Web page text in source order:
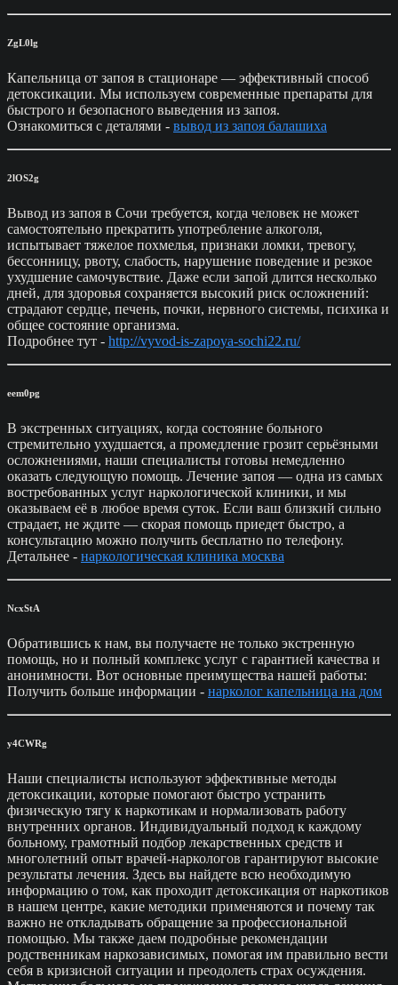
ZgL0lg
Капельница от запоя в стационаре — эффективный способ
детоксикации. Мы используем современные препараты для
быстрого и безопасного выведения из запоя.
Ознакомиться с деталями - вывод из запоя балашиха
2lOS2g
Вывод из запоя в Сочи требуется, когда человек не может
самостоятельно прекратить употребление алкоголя,
испытывает тяжелое похмелья, признаки ломки, тревогу,
бессонницу, рвоту, слабость, нарушение поведение и резкое
ухудшение самочувствие. Даже если запой длится несколько
дней, для здоровья сохраняется высокий риск осложнений:
страдают сердце, печень, почки, нервного системы, психика и
общее состояние организма.
Подробнее тут - http://vyvod-is-zapoya-sochi22.ru/
eem0pg
В экстренных ситуациях, когда состояние больного
стремительно ухудшается, а промедление грозит серьёзными
осложнениями, наши специалисты готовы немедленно
оказать следующую помощь. Лечение запоя — одна из самых
востребованных услуг наркологической клиники, и мы
оказываем её в любое время суток. Если ваш близкий сильно
страдает, не ждите — скорая помощь приедет быстро, а
консультацию можно получить бесплатно по телефону.
Детальнее - наркологическая клиника москва
NcxStA
Обратившись к нам, вы получаете не только экстренную
помощь, но и полный комплекс услуг с гарантией качества и
анонимности. Вот основные преимущества нашей работы:
Получить больше информации - нарколог капельница на дом
y4CWRg
Наши специалисты используют эффективные методы
детоксикации, которые помогают быстро устранить
физическую тягу к наркотикам и нормализовать работу
внутренних органов. Индивидуальный подход к каждому
больному, грамотный подбор лекарственных средств и
многолетний опыт врачей-наркологов гарантируют высокие
результаты лечения. Здесь вы найдете всю необходимую
информацию о том, как проходит детоксикация от наркотиков
в нашем центре, какие методики применяются и почему так
важно не откладывать обращение за профессиональной
помощью. Мы также даем подробные рекомендации
родственникам наркозависимых, помогая им правильно вести
себя в кризисной ситуации и преодолеть страх осуждения.